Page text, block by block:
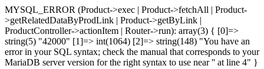
MYSQL_ERROR (Product->exec | Product->fetchAll | Product-
>getRelatedDataByProdLink | Product->getByLink |
ProductController->actionItem | Router->run): array(3) { [0]=>
string(5) "42000" [1]=> int(1064) [2]=> string(148) "You have an
error in your SQL syntax; check the manual that corresponds to your
MariaDB server version for the right syntax to use near '' at line 4" }